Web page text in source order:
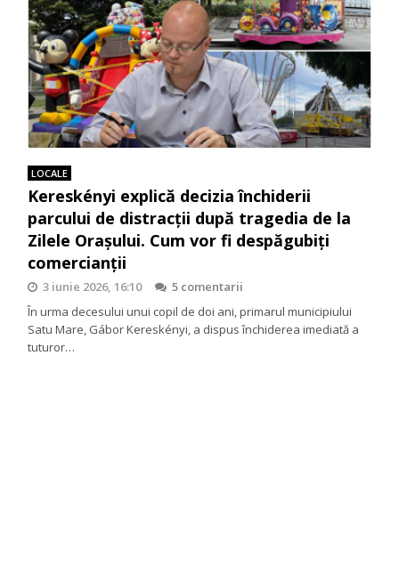
LOCALE
Kereskényi explică decizia închiderii
parcului de distracții după tragedia de la
Zilele Orașului. Cum vor fi despăgubiți
comercianții
3 iunie 2026, 16:10
5 comentarii
În urma decesului unui copil de doi ani, primarul municipiului
Satu Mare, Gábor Kereskényi, a dispus închiderea imediată a
tuturor…